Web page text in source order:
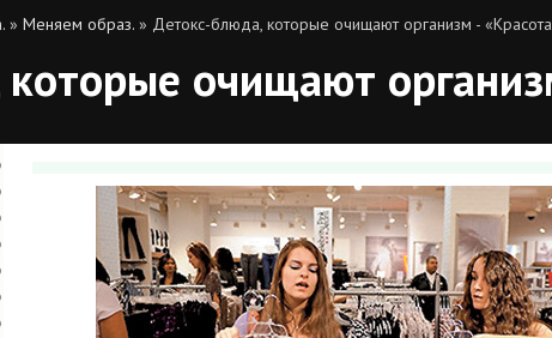
» Меняем образ. » Детокс-блюда, которые очищают организм -
очищают